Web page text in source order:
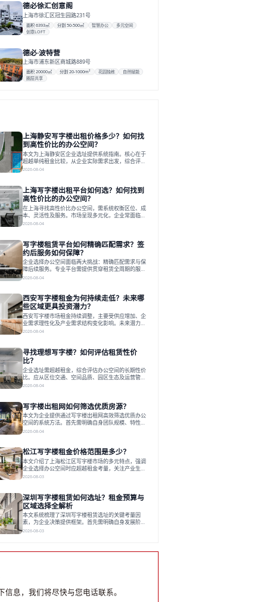
德必徐汇创意阁
上海市徐汇区冠生园路231号
面积 6393㎡ 分割 50-500㎡ 智慧办公
多元空间
创意LOFT
德必·波特营
上海市浦东新区商城路889号
面积 20000㎡ 分割 20-1000m² 花园独栋
自然赋能
圈层共享
上海静安写字楼出租价格多少？如何找
到高性价比的办公空间？
本文为上海静安区企业选址提供系统指南。核心在于
超越单纯租金比较，从企业实际需求出发，综合评估
交通、硬件、空间弹性、配套服务及产业生态等多维
升性价比，并通过不同规模企业的实际案例加以说
明。之后指出，专业运营服务商提供的稳定环境、社
群活动与产业集聚等增值服务，是很大化空间价值、
助力企业成长的关键。对于许多在
2026-08-04
上海写字楼出租平台如何选？如何找到
高性价比的办公空间？
在上海寻找高性价比办公空间，需系统权衡区位、成
本、灵活性及服务。市场呈现多元化，企业常面临租
赁流程复杂、隐性成本高等挑战。选择平台时，应评
区、灵活产品和丰富配套，满足不同企业需求。企业
应明确自身需求，实地考察，选择能支持长期发展、
提升竞争力的办公空间。在上海寻找合适的办公空
间，对于企业行政负责人、中小企业主
2026-08-04
写字楼租赁平台如何精确匹配需求？签
约后服务如何保障？
企业选择办公空间面临两大挑战：精确匹配需求与保
障后续服务。专业平台需提供贯穿租赁全周期的服
务，将企业从非核心事务中解放。精确匹配需结合企
的全周期保障体系。德必集团通过标准化服务与个性
化运营结合，以全国布局和产业生态圈为企业提供稳
定支持，体现了从信息撮合到深度服务的能力转变。
在为企业寻找办公空间的过程中，
2026-08-04
西安写字楼租金为何持续走低？未来哪
些区域更具投资潜力？
西安写字楼市场租金持续调整，主要受供应增加、企
业需求理性化及产业需求结构变化影响。未来潜力区
域集中在产业集聚、交利及城市更新地带，如高新区
运营方通过空间优化与社群服务，助力企业成长，推
动市场向多元化、高性价比方向发展。近年来，西安
写字楼市场呈现出租金持续调整的态势，这一现象引
发了的广泛关注。作为西部重要
2026-08-04
寻找理想写字楼？如何评估租赁性价
比？
企业选址需超越租金，综合评估办公空间的长期性价
比。应从区位交通、空间品质、园区生态及运营管理
四个核心维度权衡财务支出与长期价值回报。理想的
衡。对于许多正在成长或寻求稳定发展的企业而言，
寻找一处合适的办公空间是一项至关重要的决策。这
不仅关系到团队的日常工作效率与协作氛围，更直接
影响着企业的品牌形象、运营成本
2026-08-04
写字楼出租网如何筛选优质房源？
本文为企业提供通过写字楼出租网高效筛选优质办公
空间的系统方法。首先需明确自身团队规模、特性、
预算等核心需求。线上筛选时，应深入解读房源参
背景与持续服务能力。完成线上初选后，必须进行线
下实地验证，核对空间实景、测试设施、感受园区氛
围并确认合同条款，从而做出精确决策。在数字化时
代，写字楼出租网已成为企业寻找
2026-08-04
松江写字楼租金价格范围是多少？
本文介绍了上海松江区写字楼市场的多元特点，强调
企业选择办公空间时应超越租金考量，关注产业生态
与综合服务。文章分析了市场概况、影响空间价值的
建服务生态助力企业成长，建议企业系统评估需求与
长期价值，选择匹配的发展载体。对于许多寻求在上
海松江区设立或扩展办公空间的企业而言，了解该区
域的写字楼市场概况是决策的首先
2026-08-03
深圳写字楼租赁如何选址？租金预算与
区域选择全解析
本文系统梳理了深圳写字楼租赁选址的关键考量因
素，为企业决策提供框架。首先需明确自身发展阶
段、团队规模和文化特质等核心需求。深圳多中心商
业园注重生态与社群，适合文创、科技类企业。评估
2026-08-03
信息，我们将尽快与您电话联系。